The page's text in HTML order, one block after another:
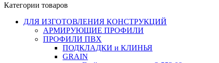
Категории товаров
ДЛЯ ИЗГОТОВЛЕНИЯ КОНСТРУКЦИЙ
АРМИРУЮЩИЕ ПРОФИЛИ
ПРОФИЛИ ПВХ
ПОДКЛАДКИ и КЛИНЬЯ
GRAIN